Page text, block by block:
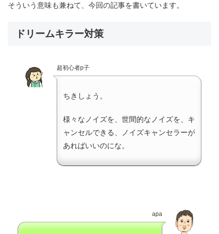
そういう意味も兼ねて、今回の記事を書いています。
ドリームキラー対策
超初心者p子
ちきしょう。
様々なノイズを、世間的なノイズを、キ
ャンセルできる、ノイズキャンセラーが
あればいいのにな。
apa